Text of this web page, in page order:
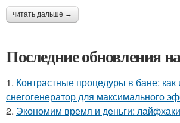
читать дальше →
Последние обновления
1. Контрастные процедуры в бане: как
снегогенератор для максимального
2. Экономим время и деньги: